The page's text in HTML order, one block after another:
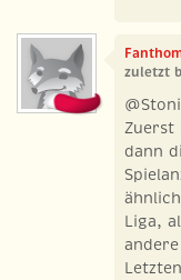
zuletzt
@Stoni
Zuerst
dann
Liga,